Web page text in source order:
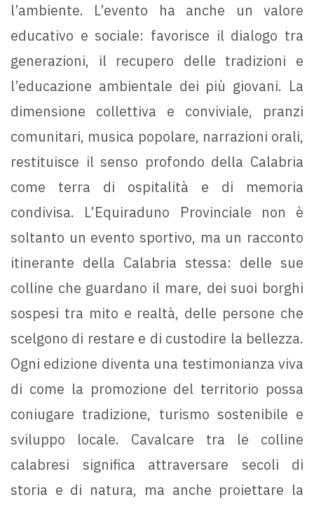
l’ambiente. L’evento ha anche un valore
educativo e sociale: favorisce il dialogo tra
generazioni, il recupero delle tradizioni e
l’educazione ambientale dei più giovani. La
dimensione collettiva e conviviale, pranzi
comunitari, musica popolare, narrazioni orali,
restituisce il senso profondo della Calabria
come terra di ospitalità e di memoria
condivisa. L’Equiraduno Provinciale non è
soltanto un evento sportivo, ma un racconto
itinerante della Calabria stessa: delle sue
colline che guardano il mare, dei suoi borghi
sospesi tra mito e realtà, delle persone che
scelgono di restare e di custodire la bellezza.
Ogni edizione diventa una testimonianza viva
di come la promozione del territorio possa
coniugare tradizione, turismo sostenibile e
sviluppo locale. Cavalcare tra le colline
calabresi significa attraversare secoli di
storia e di natura, ma anche proiettare la